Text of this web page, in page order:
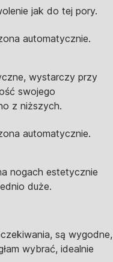
jak do tej pory.
automatycznie.
wystarczy przy
swojego
z niższych.
automatycznie.
nogach estetycznie
duże.
są wygodne,
wybrać, idealnie